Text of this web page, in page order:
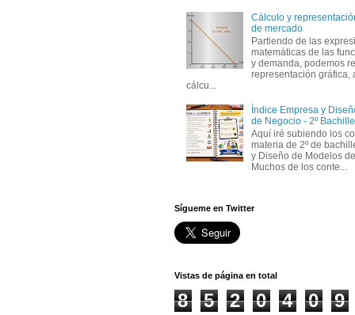
Cálculo y
de mercado
Partiendo de las
matemáticas de las
y demanda, podemos
representación gráfica,
cálcu...
Índice Empresa y
de Negocio - 2º
Aquí iré subiendo los
materia de 2º de
y Diseño de Modelos
Muchos de los conte...
Sígueme en Twitter
Vistas de página en total
8 5 2 0 4 0 9